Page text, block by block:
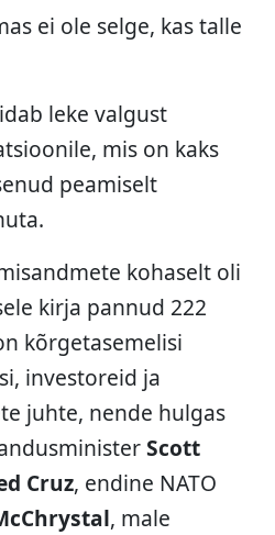
ei ole selge, kas talle
leke valgust
mis on kaks
peamiselt
kohaselt oli
kirja pannud 222
kõrgetasemelisi
investoreid ja
juhte, nende hulgas
Scott
Cruz, endine NATO
, male